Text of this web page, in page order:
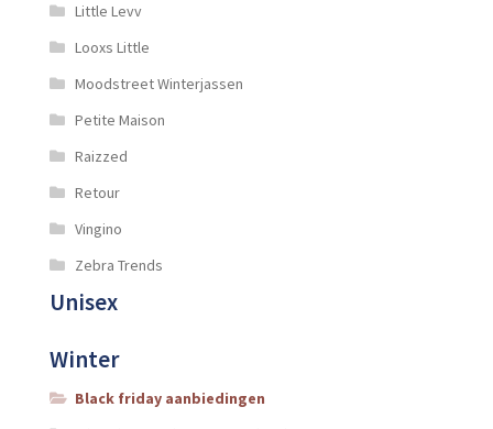
Little Levv
Looxs Little
Moodstreet Winterjassen
Petite Maison
Raizzed
Retour
Vingino
Zebra Trends
Unisex
Winter
Black friday aanbiedingen